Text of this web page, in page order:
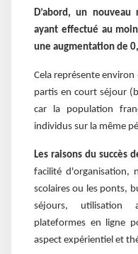
D’abord, un nouveau
ayant effectué au
une augmentation de
Cela représente
partis en court séjour
car la population
individus sur la même
Les raisons du succès
facilité d'organisation,
scolaires ou les ponts,
séjours, utilisation
plateformes en ligne
aspect expérientiel et